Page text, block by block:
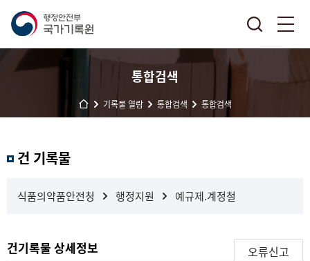
통합검색
기록물 열람 통합검색 통합검색
과 건 기록물
식품의약품안전청 행정지원 예규제.계정철
건기록물 상세정보 오류신고